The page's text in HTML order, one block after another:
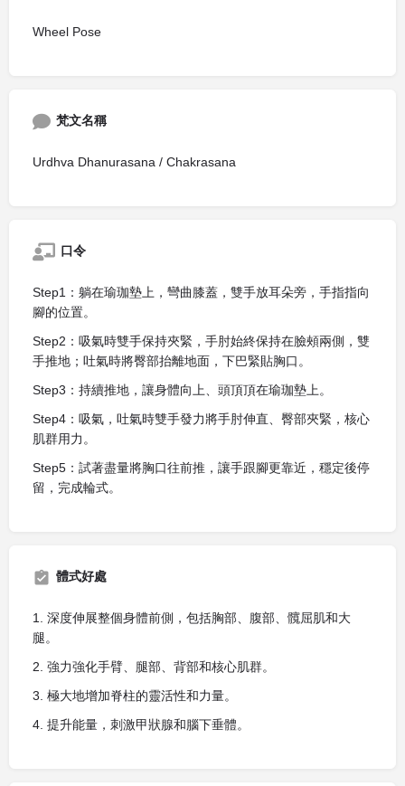
Wheel Pose
梵文名稱
Urdhva Dhanurasana / Chakrasana
口令
Step1：躺在瑜珈墊上，彎曲膝蓋，雙手放耳朵旁，手指指向
腳的位置。
Step2：吸氣時雙手保持夾緊，手肘始終保持在臉頰兩側，雙
手推地；吐氣時將臀部抬離地面，下巴緊貼胸口。
Step3：持續推地，讓身體向上、頭頂頂在瑜珈墊上。
Step4：吸氣，吐氣時雙手發力將手肘伸直、臀部夾緊，核心
肌群用力。
Step5：試著盡量將胸口往前推，讓手跟腳更靠近，穩定後停
留，完成輪式。
體式好處
1. 深度伸展整個身體前側，包括胸部、腹部、髖屈肌和大
腿。
2. 強力強化手臂、腿部、背部和核心肌群。
3. 極大地增加脊柱的靈活性和力量。
4. 提升能量，刺激甲狀腺和腦下垂體。